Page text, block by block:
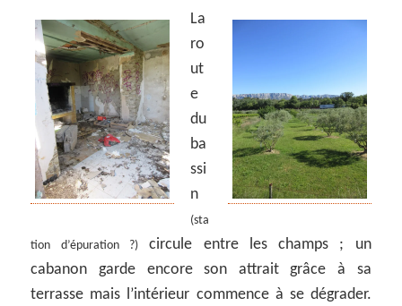
La
ro
ut
e
du
ba
ssi
n
(sta
tion d’épuration ?)circule entre les champs ; un
cabanon garde encore son attrait grâce à sa
terrasse mais l’intérieur commence à se dégrader.